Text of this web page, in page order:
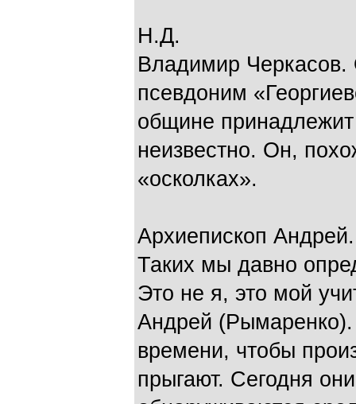
Н.Д.
Владимир Черкасов.
псевдоним
общине принадлежит
неизвестно. Он,
«осколках».
Архиепископ Андрей.
Таких мы давно
Это не я, это мой
Андрей (Рымаренко).
времени, чтобы
прыгают. Сегодня